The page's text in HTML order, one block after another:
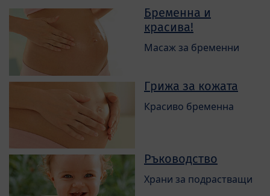
Бременна и
красива!
Масаж за бременни
Грижа за кожата
Красиво бременна
Ръководство
Храни за подрастващи